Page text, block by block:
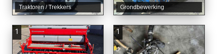
Traktoren / Trekkers Grondbewerking
1 1